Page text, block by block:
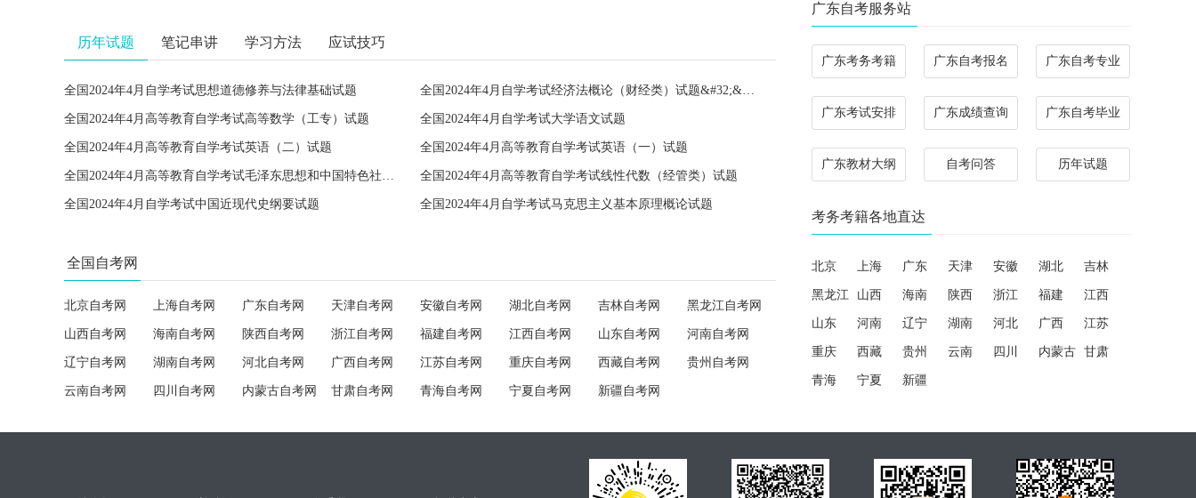
历年试题 笔记串讲 学习方法 应试技巧
全国2024年4月自学考试思想道德修养与法律基础试题 全国2024年4月自学考试经济法概论（财经类）试题&#32;&#32;
全国2024年4月高等教育自学考试高等数学（工专）试题 全国2024年4月自学考试大学语文试题
全国2024年4月高等教育自学考试英语（二）试题 全国2024年4月高等教育自学考试英语（一）试题
全国2024年4月高等教育自学考试毛泽东思想和中国特色社会主义理论体系概论试题 全国2024年4月高等教育自学考试线性代数（经管类）试题
全国2024年4月自学考试中国近现代史纲要试题 全国2024年4月自学考试马克思主义基本原理概论试题
全国自考网
北京自考网 上海自考网 广东自考网 天津自考网 安徽自考网 湖北自考网 吉林自考网 黑龙江自考网
山西自考网 海南自考网 陕西自考网 浙江自考网 福建自考网 江西自考网 山东自考网 河南自考网
辽宁自考网 湖南自考网 河北自考网 广西自考网 江苏自考网 重庆自考网 西藏自考网 贵州自考网
云南自考网 四川自考网 内蒙古自考网 甘肃自考网 青海自考网 宁夏自考网 新疆自考网
广东自考服务站
广东考务考籍 广东自考报名 广东自考专业
广东考试安排 广东成绩查询 广东自考毕业
广东教材大纲 自考问答 历年试题
考务考籍各地直达
北京 上海 广东 天津 安徽 湖北 吉林
黑龙江 山西 海南 陕西 浙江 福建 江西
山东 河南 辽宁 湖南 河北 广西 江苏
重庆 西藏 贵州 云南 四川 内蒙古 甘肃
青海 宁夏 新疆